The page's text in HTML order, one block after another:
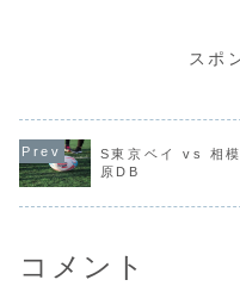
にスクラムが崩...
イルドナ
東芝ブレ
スポ
S東京ベイ vs 相模
原DB
コメント